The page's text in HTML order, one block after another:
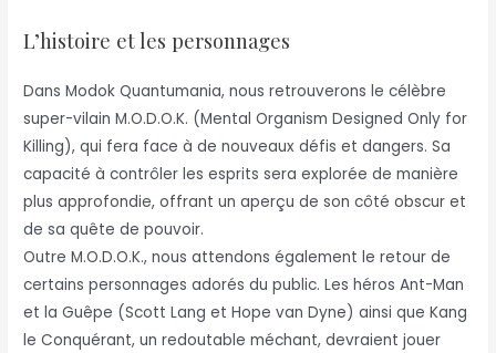
L’histoire et les personnages
Dans Modok Quantumania, nous retrouverons le célèbre
super-vilain M.O.D.O.K. (Mental Organism Designed Only for
Killing), qui fera face à de nouveaux défis et dangers. Sa
capacité à contrôler les esprits sera explorée de manière
plus approfondie, offrant un aperçu de son côté obscur et
de sa quête de pouvoir.
Outre M.O.D.O.K., nous attendons également le retour de
certains personnages adorés du public. Les héros Ant-Man
et la Guêpe (Scott Lang et Hope van Dyne) ainsi que Kang
le Conquérant, un redoutable méchant, devraient jouer